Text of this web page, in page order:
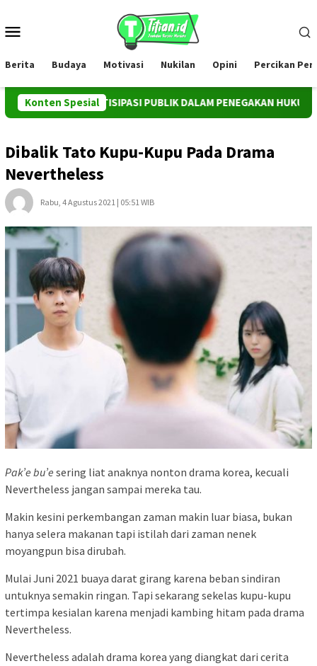
konten
Berita Budaya Motivasi Nukilan Opini Percikan
Konten Spesial
PARTISIPASI PUBLIK DALAM PENEGAKAN HUKUM TERHADAP
Dibalik Tato Kupu-Kupu Pada Drama
Nevertheless
Rabu, 4 Agustus 2021 | 05:51 WIB
Pak’e bu’e sering liat anaknya nonton drama korea, kecuali
Nevertheless jangan sampai mereka tau.
Makin kesini perkembangan zaman makin luar biasa, bukan
hanya selera makanan tapi istilah dari zaman nenek
moyangpun bisa dirubah.
Mulai Juni 2021 buaya darat girang karena beban sindiran
untuknya semakin ringan. Tapi sekarang sekelas kupu-kupu
tertimpa kesialan karena menjadi kambing hitam pada drama
Nevertheless.
Nevertheless adalah drama korea yang diangkat dari cerita